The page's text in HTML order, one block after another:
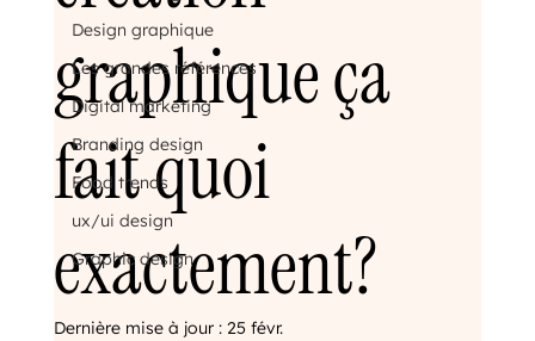
Design graphique
Les grandes références
Digital marketing
Branding design
Food trends
ux/ui design
Graphic design
graphique ça
fait quoi
exactement?
Dernière mise à jour : 25 févr.